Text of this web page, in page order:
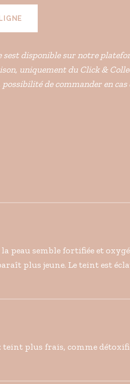
sest disponible sur notre
uniquement du Click &
de commander en
peau semble fortifiée et
plus jeune. Le teint est
teint plus frais, comme